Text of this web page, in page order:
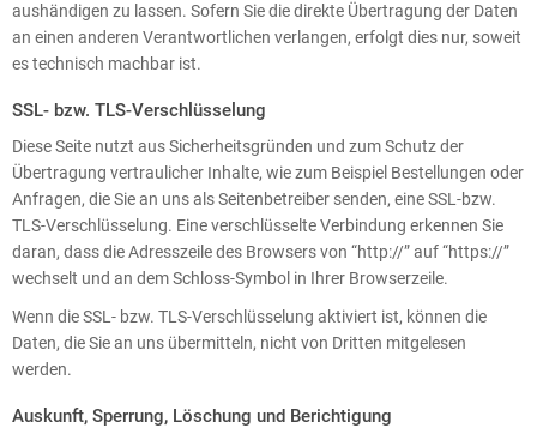
aushändigen zu lassen. Sofern Sie die direkte Übertragung der Daten
an einen anderen Verantwortlichen verlangen, erfolgt dies nur, soweit
es technisch machbar ist.
SSL- bzw. TLS-Verschlüsselung
Diese Seite nutzt aus Sicherheitsgründen und zum Schutz der
Übertragung vertraulicher Inhalte, wie zum Beispiel Bestellungen oder
Anfragen, die Sie an uns als Seitenbetreiber senden, eine SSL-bzw.
TLS-Verschlüsselung. Eine verschlüsselte Verbindung erkennen Sie
daran, dass die Adresszeile des Browsers von “http://” auf “https://”
wechselt und an dem Schloss-Symbol in Ihrer Browserzeile.
Wenn die SSL- bzw. TLS-Verschlüsselung aktiviert ist, können die
Daten, die Sie an uns übermitteln, nicht von Dritten mitgelesen
werden.
Auskunft, Sperrung, Löschung und Berichtigung